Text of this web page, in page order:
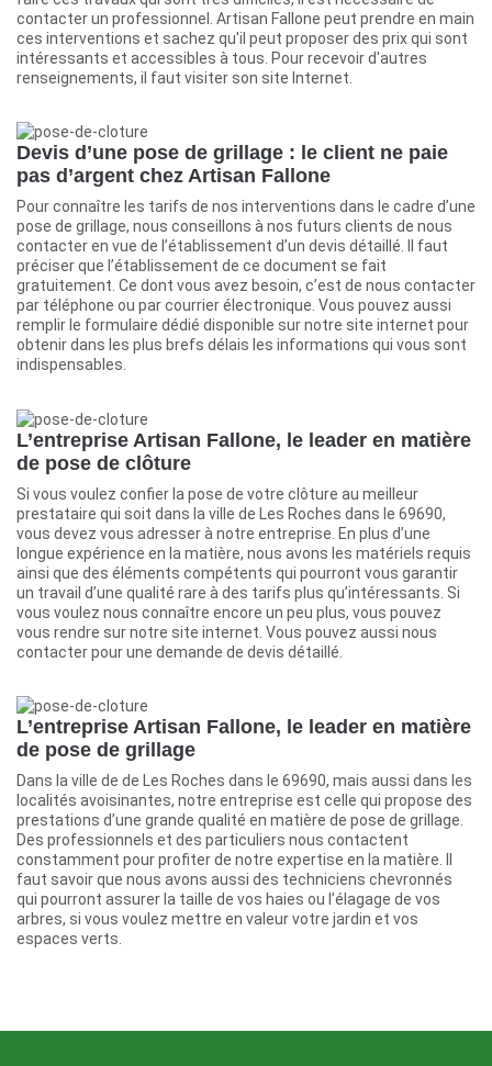
contacter un professionnel. Artisan Fallone peut prendre en main
ces interventions et sachez qu'il peut proposer des prix qui sont
intéressants et accessibles à tous. Pour recevoir d'autres
renseignements, il faut visiter son site Internet.
Devis d’une pose de grillage : le client ne paie
pas d’argent chez Artisan Fallone
Pour connaître les tarifs de nos interventions dans le cadre d’une
pose de grillage, nous conseillons à nos futurs clients de nous
contacter en vue de l’établissement d’un devis détaillé. Il faut
préciser que l’établissement de ce document se fait
gratuitement. Ce dont vous avez besoin, c’est de nous contacter
par téléphone ou par courrier électronique. Vous pouvez aussi
remplir le formulaire dédié disponible sur notre site internet pour
obtenir dans les plus brefs délais les informations qui vous sont
indispensables.
L’entreprise Artisan Fallone, le leader en matière
de pose de clôture
Si vous voulez confier la pose de votre clôture au meilleur
prestataire qui soit dans la ville de Les Roches dans le 69690,
vous devez vous adresser à notre entreprise. En plus d’une
longue expérience en la matière, nous avons les matériels requis
ainsi que des éléments compétents qui pourront vous garantir
un travail d’une qualité rare à des tarifs plus qu’intéressants. Si
vous voulez nous connaître encore un peu plus, vous pouvez
vous rendre sur notre site internet. Vous pouvez aussi nous
contacter pour une demande de devis détaillé.
L’entreprise Artisan Fallone, le leader en matière
de pose de grillage
Dans la ville de de Les Roches dans le 69690, mais aussi dans les
localités avoisinantes, notre entreprise est celle qui propose des
prestations d’une grande qualité en matière de pose de grillage.
Des professionnels et des particuliers nous contactent
constamment pour profiter de notre expertise en la matière. Il
faut savoir que nous avons aussi des techniciens chevronnés
qui pourront assurer la taille de vos haies ou l’élagage de vos
arbres, si vous voulez mettre en valeur votre jardin et vos
espaces verts.